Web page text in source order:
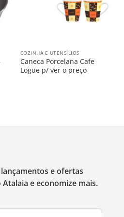
COZINHA E UTENSÍLIOS
Caneca Porcelana Cafe
Logue p/ ver o preço
e ofertas
e economize mais.